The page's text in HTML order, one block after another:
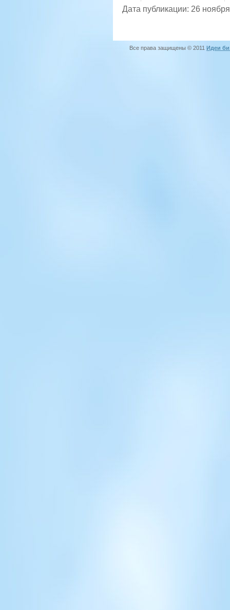
Дата публикации: 26
Все права защищены © 2011 Идеи